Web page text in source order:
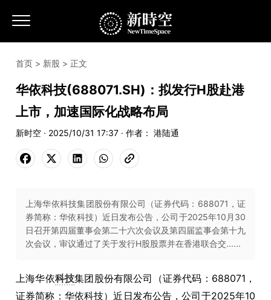
首页 > 新股 > 正文
华依科技(688071.SH)：拟发行H股赴港
上市，加速国际化战略布局
新时空 · 2025/10/31 17:37 · 作者： 港陆通
上海华依科技集团股份有限公司（证券代码：688071，证
券简称：华依科技）近日发布公告，公司于2025年10月30
日召开第四届董事会第二十六次会议及第四届监事会第十九
次会议，审议通过了关于发行H股股票并在香港联合交......
上海华依科技集团股份有限公司（证券代码：688071，
证券简称：华依科技）近日发布公告，公司于2025年10